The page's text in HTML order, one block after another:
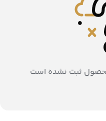
ثبت نشده است